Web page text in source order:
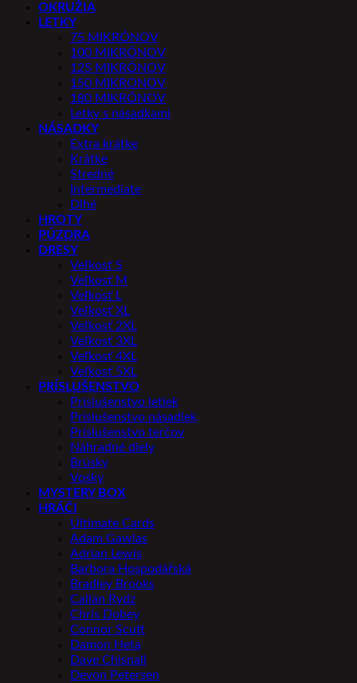
OKRUŽIA
LETKY
75 MIKRÓNOV
100 MIKRÓNOV
125 MIKRÓNOV
150 MIKRONOV
180 MIKRÓNOV
Letky s násadkami
NÁSADKY
Extra krátke
Krátke
Stredné
Intermediate
Dlhé
HROTY
PÚZDRA
DRESY
Veľkosť S
Veľkosť M
Veľkosť L
Veľkosť XL
Veľkosť 2XL
Veľkosť 3XL
Veľkosť 4XL
Veľkosť 5XL
PRÍSLUŠENSTVO
Príslušenstvo letiek
Príslušenstvo násadiek
Príslušenstvo terčov
Náhradné diely
Brúsky
Vosky
MYSTERY BOX
HRÁČI
Ultimate Cards
Adam Gawlas
Adrian Lewis
Barbora Hospodářská
Bradley Brooks
Callan Rydz
Chris Dobey
Connor Scutt
Damon Heta
Dave Chisnall
Devon Petersen